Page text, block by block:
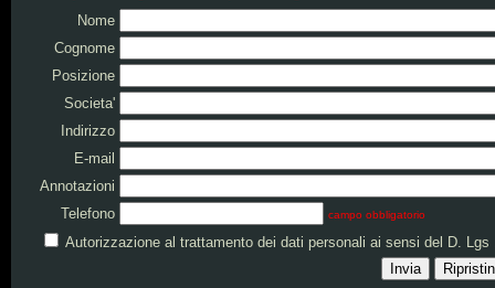
Nome
Cognome
Posizione
Societa'
Indirizzo
E-mail
Annotazioni
Telefono
campo obbligatorio
Autorizzazione al trattamento dei dati personali ai sensi del D. Lgs